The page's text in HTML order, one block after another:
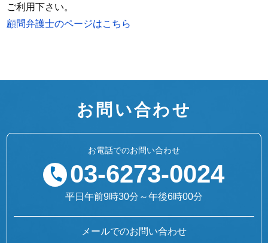
ご利用下さい。
顧問弁護士のページはこちら
お問い合わせ
お電話でのお問い合わせ
03-6273-0024
平日午前9時30分～午後6時00分
メールでのお問い合わせ